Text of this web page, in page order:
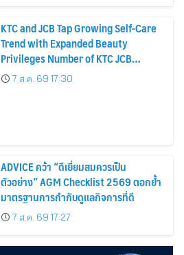
KTC and JCB Tap Growing Self-Care
Trend with Expanded Beauty
Privileges Number of KTC JCB
Cardmembers Spending on
Cosmetics Rises 26%
7 ส.ค. 69 17:30
ADVICE คว้า “ดีเยี่ยมสมควรเป็น
ตัวอย่าง” AGM Checklist 2569 ตอกย้ำ
มาตรฐานการกำกับดูแลกิจการที่ดี
7 ส.ค. 69 17:27